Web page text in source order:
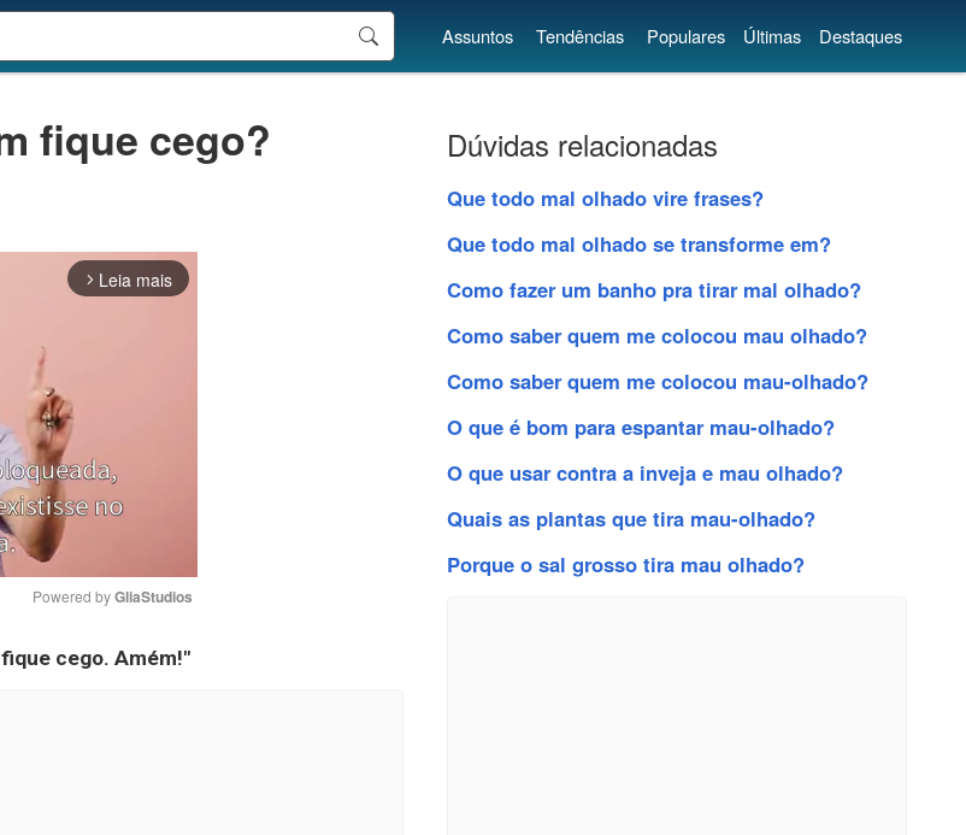
Assuntos Tendências Populares Últimas Destaques
fique cego?
arrow_forward_ios Leia mais
Mute
Powered by GliaStudios
cego. Amém!"
Dúvidas relacionadas
Que todo mal olhado vire frases?
Que todo mal olhado se transforme em?
Como fazer um banho pra tirar mal olhado?
Como saber quem me colocou mau olhado?
Como saber quem me colocou mau-olhado?
O que é bom para espantar mau-olhado?
O que usar contra a inveja e mau olhado?
Quais as plantas que tira mau-olhado?
Porque o sal grosso tira mau olhado?